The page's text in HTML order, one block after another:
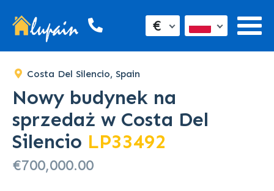
€
Costa Del Silencio, Spain
Nowy budynek na
sprzedaż w Costa Del
Silencio LP33492
€700,000.00